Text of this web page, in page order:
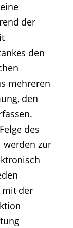
der
den
mehreren
den
des
werden zur
mit der